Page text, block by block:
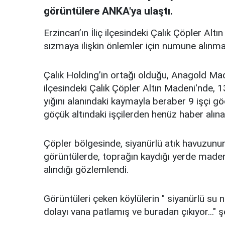
görüntülere ANKA'ya ulaştı.
Erzincan’ın İliç ilçesindeki Çalık Çöpler
sızmaya ilişkin önlemler için numune
Çalık Holding’in ortağı olduğu, Anagold
ilçesindeki Çalık Çöpler Altın
yığını alanındaki kaymayla beraber 9 işçi
göçük altındaki işçilerden henüz haber
Çöpler bölgesinde, siyanürlü atık
görüntülerde, toprağın kaydığı yerde
alındığı gözlemlendi.
Görüntüleri çeken köylülerin " siyanürlü su
dolayı vana patlamış ve buradan